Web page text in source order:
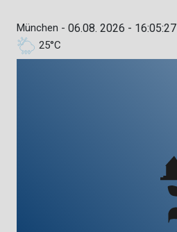
München -
25°C
06.08. 2026 - 16:05:28